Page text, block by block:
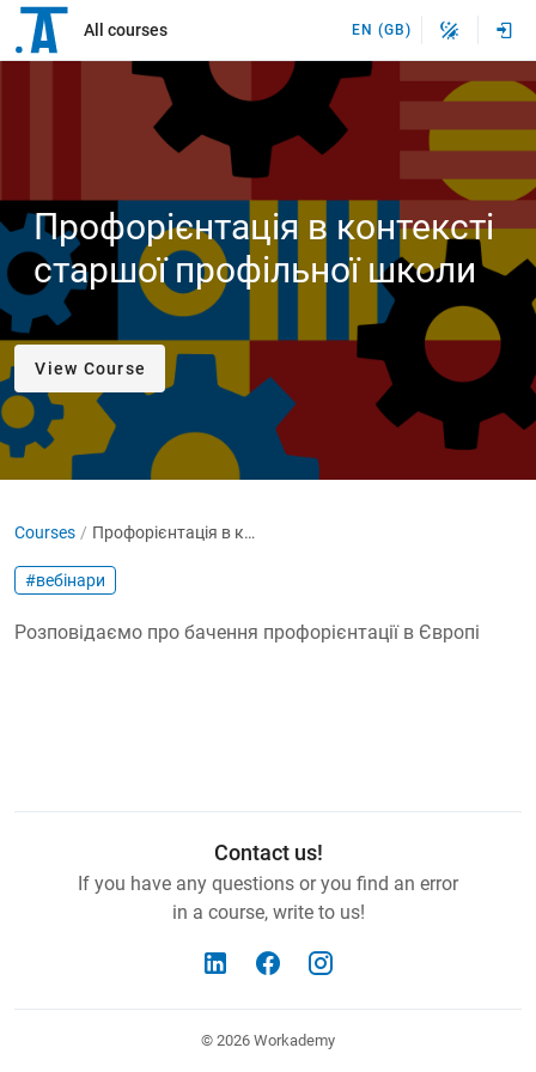
All courses EN (GB)
Профорієнтація в контексті
старшої профільної школи
View Course
Courses Профорієнтація в контексті старшої профільної школи
#вебінари
Розповідаємо про бачення профорієнтації в Європі
Contact us!
If you have any questions or you find an error
in a course, write to us!
© 2026 Workademy